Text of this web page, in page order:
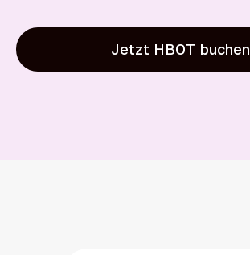
Jetzt HBOT buchen